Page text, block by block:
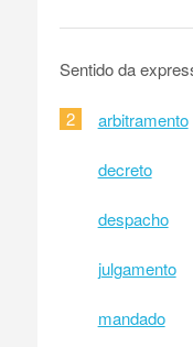
Sentido da
2 arbitramento
decreto
despacho
julgamento
mandado